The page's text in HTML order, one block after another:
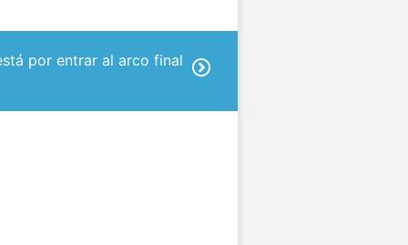
por entrar al arco final